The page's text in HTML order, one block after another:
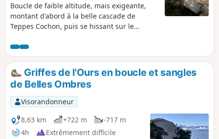
Boucle de faible altitude, mais exigeante,
montant d'abord à la belle cascade de
Teppes Cochon, puis se hissant sur le
bien tracé de Pierre-Plate, avant de
traverser, à flanc de coteau, vers les Prés,
puis de redescendre sur le Grésivaudan, par
le délicat Pas du Facteur.
Griffes de l'Ours en boucle et sangles
de Belles Ombres
Visorandonneur
8,63 km
+722 m
-717 m
4h
Extrêmement difficile